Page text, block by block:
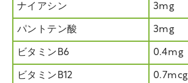
ナイアシン 3mg
パントテン酸 3mg
ビタミンB6 0.4mg
ビタミンB12 0.7mcg